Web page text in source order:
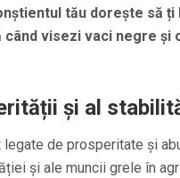
tău dorește să
când visezi vaci negre
și al
de prosperitate și
și ale muncii grele în